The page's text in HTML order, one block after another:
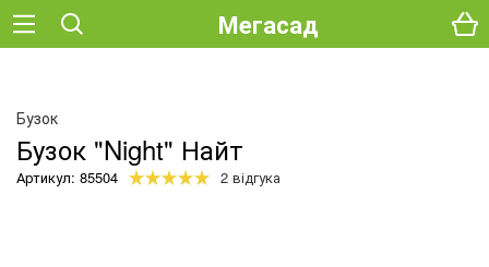
Мегасад
Бузок
Бузок "Night" Найт
Артикул: 85504 2 відгука